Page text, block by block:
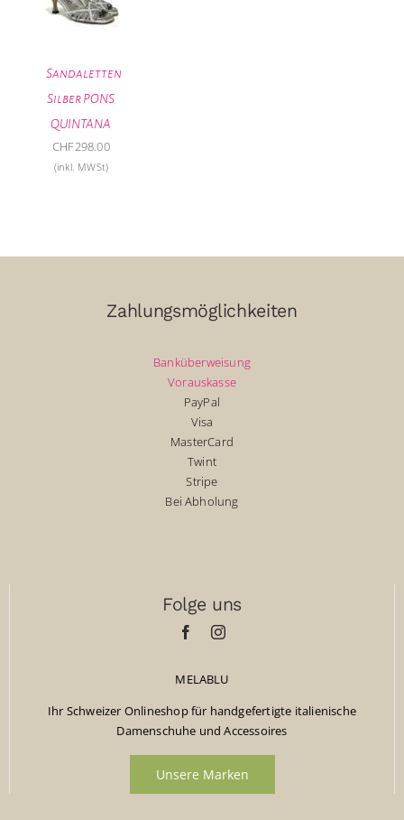
Sandaletten
Silber PONS
QUINTANA
CHF298.00
(inkl. MWSt)
Zahlungsmöglichkeiten
Banküberweisung
Vorauskasse
PayPal
Visa
MasterCard
Twint
Stripe
Bei Abholung
Folge uns
MELABLU
Ihr Schweizer Onlineshop für handgefertigte italienische
Damenschuhe und Accessoires
Unsere Marken